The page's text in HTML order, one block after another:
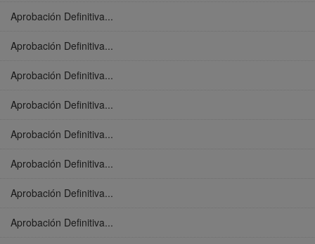
Aprobación Definitiva...
Aprobación Definitiva...
Aprobación Definitiva...
Aprobación Definitiva...
Aprobación Definitiva...
Aprobación Definitiva...
Aprobación Definitiva...
Aprobación Definitiva...